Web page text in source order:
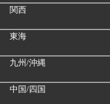
関西
東海
九州/沖縄
中国/四国